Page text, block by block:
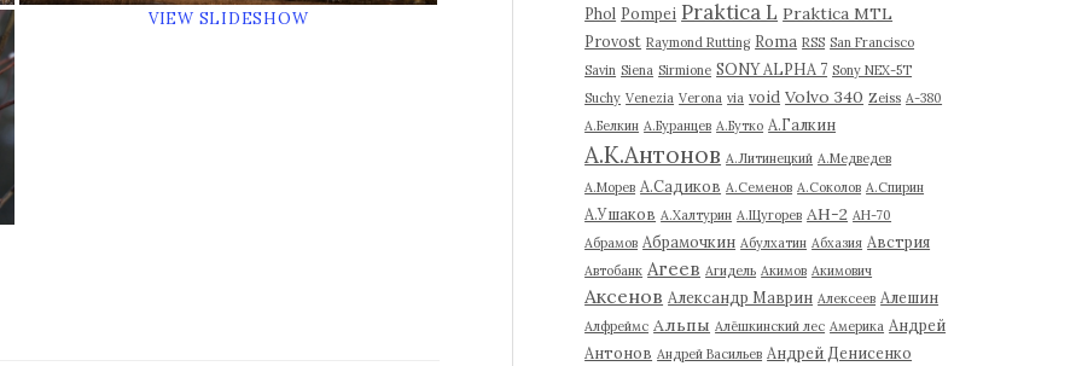
VIEW SLIDESHOW Phol Pompei Praktica L Praktica MTL
Provost Raymond Rutting Roma RSS San Francisco
Savin Siena Sirmione SONY ALPHA 7 Sony NEX-5T
Suchy Venezia Verona via void Volvo 340 Zeiss А-380
А.Белкин А.Буранцев А.Бутко А.Галкин
А.К.Антонов А.Литинецкий А.Медведев
А.Морев А.Садиков А.Семенов А.Соколов А.Спирин
А.Ушаков А.Халтурин А.Щугорев АН-2 АН-70
Абрамов Абрамочкин Абулхатин Абхазия Австрия
Автобанк Агеев Агидель Акимов Акимович
Аксенов Александр Маврин Алексеев Алешин
Алфреймс Альпы Алёшкинский лес Америка Андрей
Антонов Андрей Васильев Андрей Денисенко